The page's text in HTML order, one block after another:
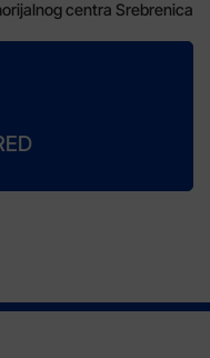
centra Srebrenica